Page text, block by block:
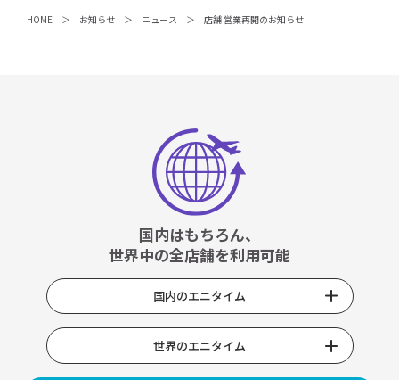
HOME お知らせ ニュース 店舗 営業再開のお知らせ
国内はもちろん、
世界中の全店舗を利用可能
国内のエニタイム
世界のエニタイム